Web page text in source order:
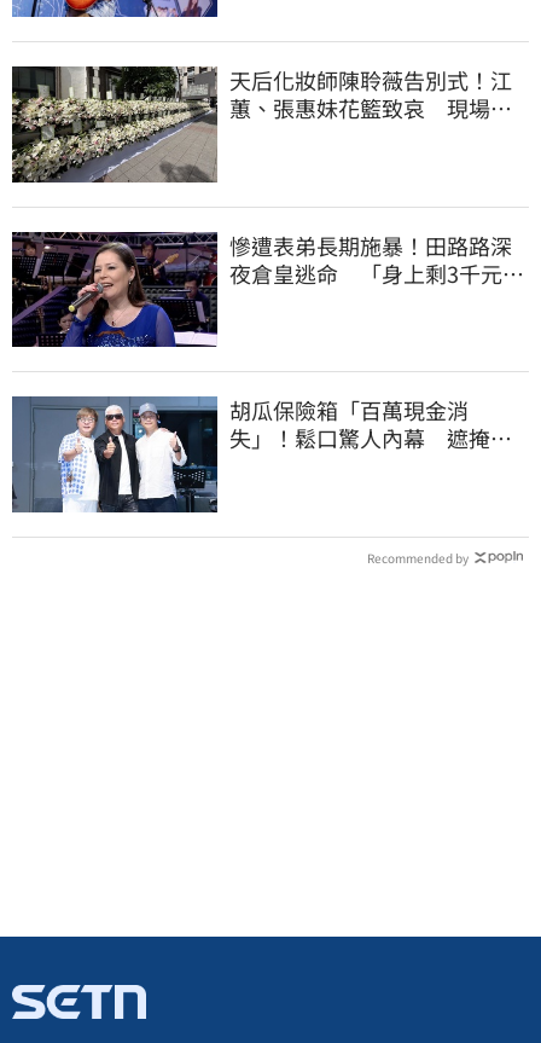
天后化妝師陳聆薇告別式！江
蕙、張惠妹花籃致哀 現場白
慘遭表弟長期施暴！田路路深
夜倉皇逃命 「身上剩3千元」
胡瓜保險箱「百萬現金消
失」！鬆口驚人內幕 遮掩滅
Recommended by